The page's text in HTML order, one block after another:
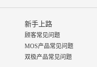
新手上路
顾客常见问题
MOS产品常见问题
双极产品常见问题